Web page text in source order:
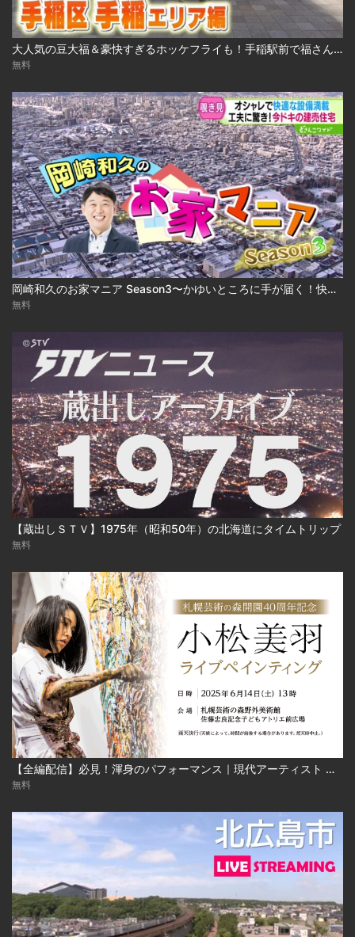
大人気の豆大福＆豪快すぎるホッケフライも！手稲駅前で福さんぽ 2022.10.7放送
無料
岡崎和久のお家マニア Season3〜かゆいところに手が届く！快適建売住宅 2025-03-17
無料
【蔵出しＳＴＶ】1975年（昭和50年）の北海道にタイムトリップ
無料
【全編配信】必見！渾身のパフォーマンス｜現代アーティスト 小松美羽 ライブペインティング｜札幌芸術の森開園40周年記念 2025年6月24日（土） Miwa Komatsu | Live Painting‐Sapporo Art Park
無料